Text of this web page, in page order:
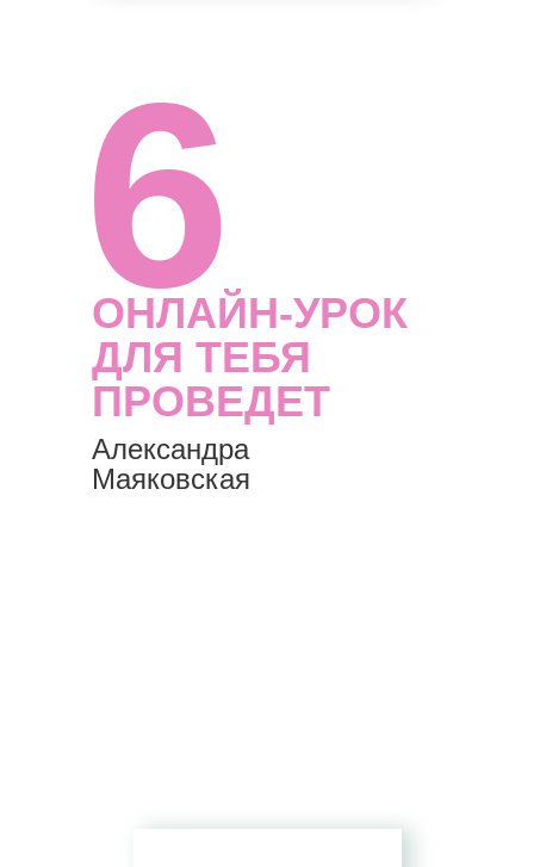
6
ОНЛАЙН-УРОК
ДЛЯ ТЕБЯ
ПРОВЕДЕТ
Александра
Маяковская